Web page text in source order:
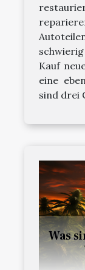
Kauf
eine
sind drei
Was